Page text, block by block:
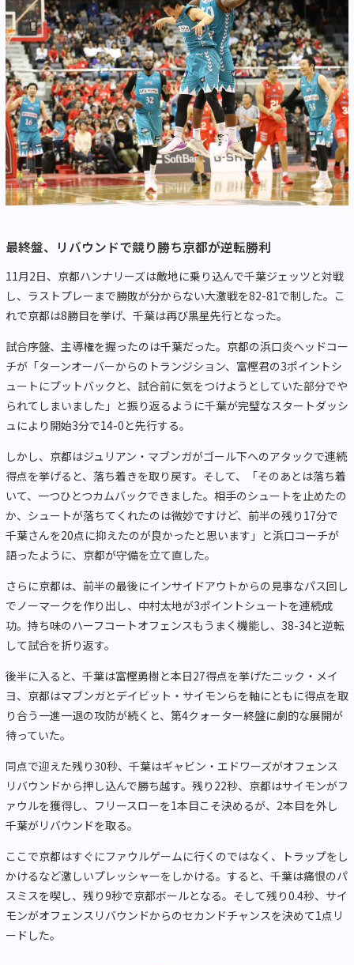
最終盤、リバウンドで競り勝ち京都が逆転勝利
11月2日、京都ハンナリーズは敵地に乗り込んで千葉ジェッツと対戦
し、ラストプレーまで勝敗が分からない大激戦を82-81で制した。こ
れで京都は8勝目を挙げ、千葉は再び黒星先行となった。
試合序盤、主導権を握ったのは千葉だった。京都の浜口炎ヘッドコー
チが「ターンオーバーからのトランジション、富樫君の3ポイントシ
ュートにプットバックと、試合前に気をつけようとしていた部分でや
られてしまいました」と振り返るように千葉が完璧なスタートダッシ
ュにより開始3分で14-0と先行する。
しかし、京都はジュリアン・マブンガがゴール下へのアタックで連続
得点を挙げると、落ち着きを取り戻す。そして、「そのあとは落ち着
いて、一つひとつカムバックできました。相手のシュートを止めたの
か、シュートが落ちてくれたのは微妙ですけど、前半の残り17分で
千葉さんを20点に抑えたのが良かったと思います」と浜口コーチが
語ったように、京都が守備を立て直した。
さらに京都は、前半の最後にインサイドアウトからの見事なパス回し
でノーマークを作り出し、中村太地が3ポイントシュートを連続成
功。持ち味のハーフコートオフェンスもうまく機能し、38-34と逆転
して試合を折り返す。
後半に入ると、千葉は富樫勇樹と本日27得点を挙げたニック・メイ
ヨ、京都はマブンガとデイビット・サイモンらを軸にともに得点を取
り合う一進一退の攻防が続くと、第4クォーター終盤に劇的な展開が
待っていた。
同点で迎えた残り30秒、千葉はギャビン・エドワーズがオフェンス
リバウンドから押し込んで勝ち越す。残り22秒、京都はサイモンがフ
ァウルを獲得し、フリースローを1本目こそ決めるが、2本目を外し
千葉がリバウンドを取る。
ここで京都はすぐにファウルゲームに行くのではなく、トラップをし
かけるなど激しいプレッシャーをしかける。すると、千葉は痛恨のパ
スミスを喫し、残り9秒で京都ボールとなる。そして残り0.4秒、サイ
モンがオフェンスリバウンドからのセカンドチャンスを決めて1点リ
ードした。